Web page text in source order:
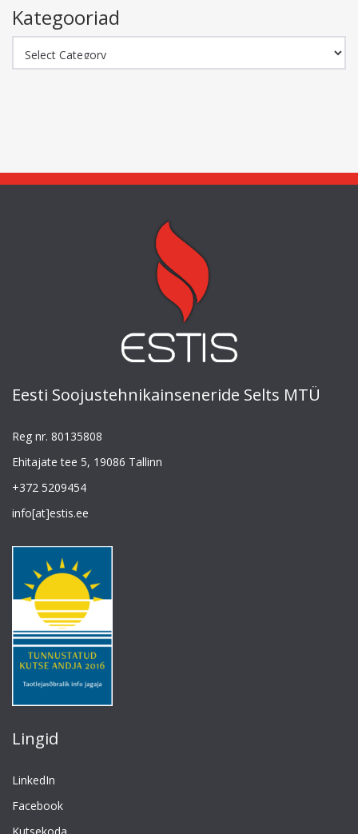
Kategooriad
Eesti Soojustehnikainseneride Selts MTÜ
Reg nr. 80135808
Ehitajate tee 5, 19086 Tallinn
+372 5209454
info[at]estis.ee
Lingid
LinkedIn
Facebook